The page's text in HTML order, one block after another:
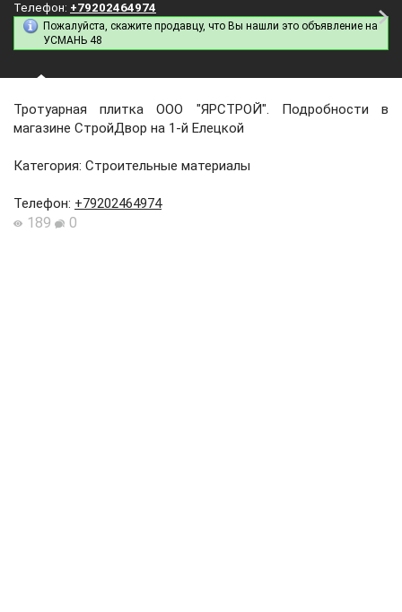
Телефон: +79202464974
Пожалуйста, скажите продавцу, что Вы нашли это объявление на
УСМАНЬ 48
Тротуарная плитка ООО "ЯРСТРОЙ". Подробности в
магазине СтройДвор на 1-й Елецкой
Категория: Строительные материалы
Телефон: +79202464974
189 0